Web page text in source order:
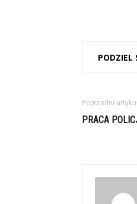
PODZIEL
Poprzedni
PRACA